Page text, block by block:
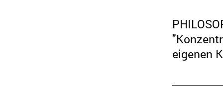
eigenen